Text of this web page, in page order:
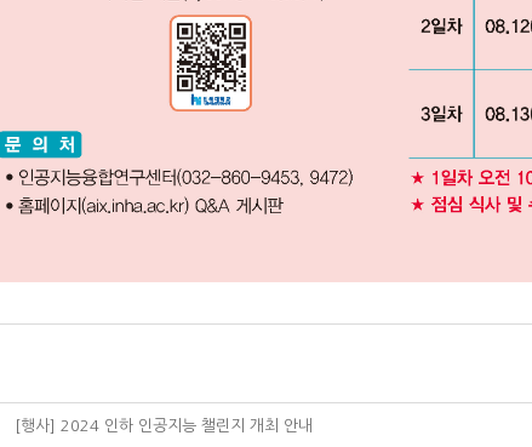
[행사] 2024 인하 인공지능 챌린지 개최 안내